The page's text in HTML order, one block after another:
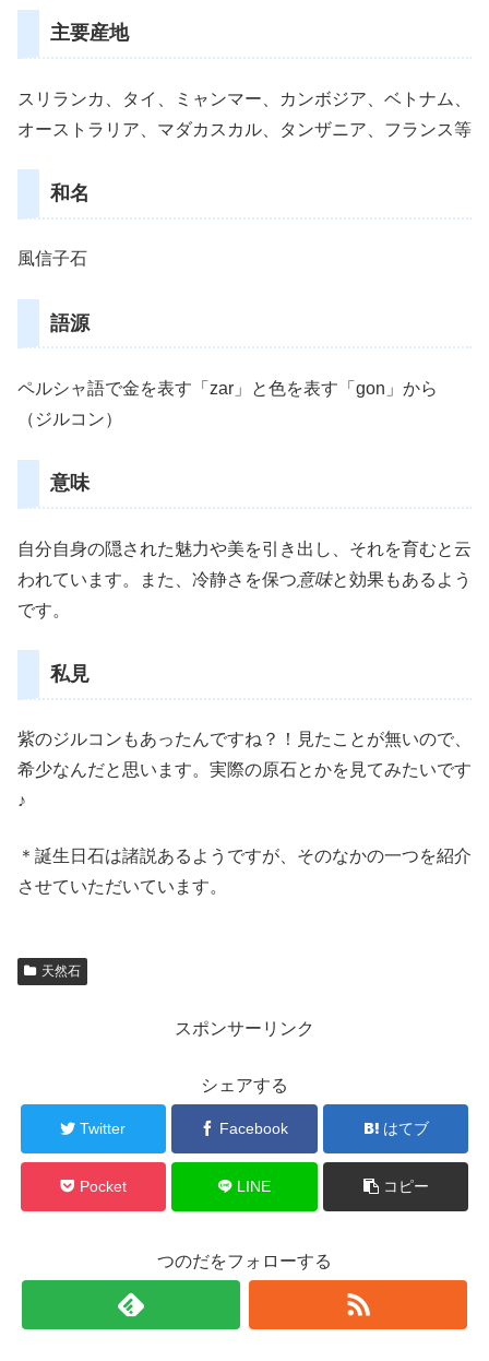
主要産地
スリランカ、タイ、ミャンマー、カンボジア、ベトナム、
オーストラリア、マダカスカル、タンザニア、フランス等
和名
風信子石
語源
ペルシャ語で金を表す「zar」と色を表す「gon」から
（ジルコン）
意味
自分自身の隠された魅力や美を引き出し、それを育むと云
われています。また、冷静さを保つ意味と効果もあるよう
です。
私見
紫のジルコンもあったんですね？！見たことが無いので、
希少なんだと思います。実際の原石とかを見てみたいです
♪
＊誕生日石は諸説あるようですが、そのなかの一つを紹介
させていただいています。
天然石
スポンサーリンク
シェアする
Twitter Facebook はてブ
Pocket LINE コピー
つのだをフォローする